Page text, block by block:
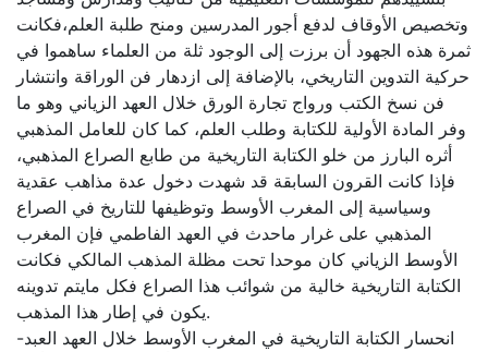
وتخصيص الأوقاف لدفع أجور المدرسين ومنح طلبة العلم،فكانت
ثمرة هذه الجهود أن برزت إلى الوجود ثلة من العلماء ساهموا في
حركية التدوين التاريخي، بالإضافة إلى ازدهار فن الوراقة وانتشار
فن نسخ الكتب ورواج تجارة الورق خلال العهد الزياني وهو ما
وفر المادة الأولية للكتابة وطلب العلم، كما كان للعامل المذهبي
أثره البارز من خلو الكتابة التاريخية من طابع الصراع المذهبي،
فإذا كانت القرون السابقة قد شهدت دخول عدة مذاهب عقدية
وسياسية إلى المغرب الأوسط وتوظيفها للتاريخ في الصراع
المذهبي على غرار ماحدث في العهد الفاطمي فإن المغرب
الأوسط الزياني كان موحدا تحت مظلة المذهب المالكي فكانت
الكتابة التاريخية خالية من شوائب هذا الصراع فكل مايتم تدوينه
يكون في إطار هذا المذهب.
-انحسار الكتابة التاريخية في المغرب الأوسط خلال العهد العبد